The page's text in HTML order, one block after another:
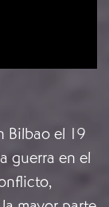
Bilbao el 19
guerra en el